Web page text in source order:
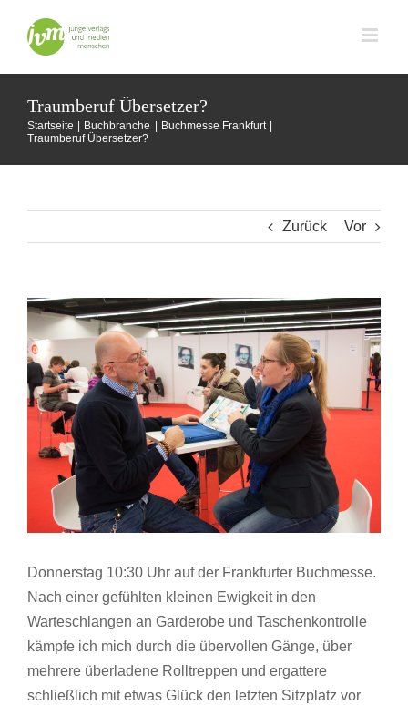
Inhalt
springen
Traumberuf Übersetzer?
Startseite Buchbranche
Buchmesse Frankfurt
Traumberuf Übersetzer?
Zurück Vor
Zeige
grösseres
Bild
Donnerstag 10:30 Uhr auf der Frankfurter Buchmesse.
Nach einer gefühlten kleinen Ewigkeit in den
Warteschlangen an Garderobe und Taschenkontrolle
kämpfe ich mich durch die übervollen Gänge, über
mehrere überladene Rolltreppen und ergattere
schließlich mit etwas Glück den letzten Sitzplatz vor